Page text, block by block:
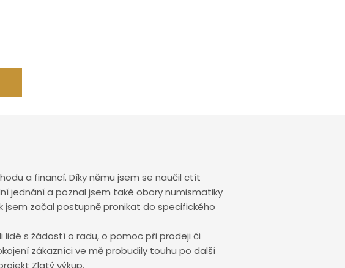
a financí. Díky němu jsem se naučil ctít
jednání a poznal jsem také obory numismatiky
jsem začal postupně pronikat do specifického
s žádostí o radu, o pomoc při prodeji či
zákazníci ve mě probudily touhu po další
Zlatý výkup.